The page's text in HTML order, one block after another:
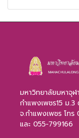
มหาวิทยาลัยมหาจุ
กำแพงเพชร15 ม
จ.กำแพงเพชร โท
และ 055-799166